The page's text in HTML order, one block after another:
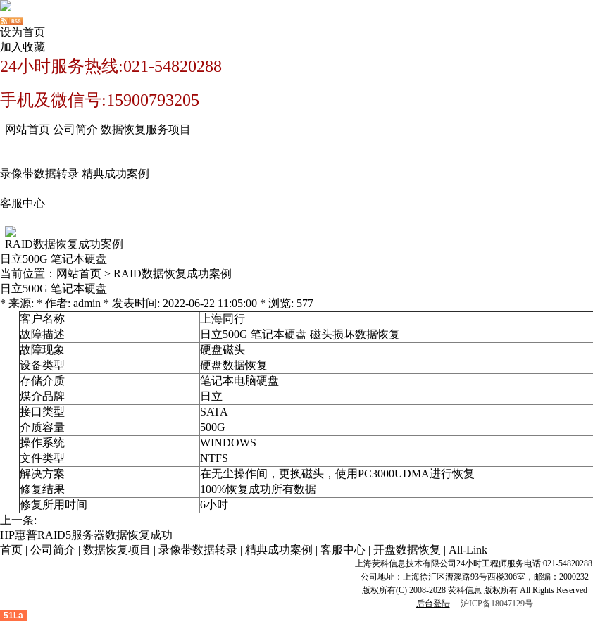
设为首页
加入收藏
24小时服务热线:021-54820288
手机及微信号:15900793205
网站首页 公司简介 数据恢复服务项目
录像带数据转录 精典成功案例
客服中心
RAID数据恢复成功案例
日立500G 笔记本硬盘
当前位置： 网站首页 > RAID数据恢复成功案例
日立500G 笔记本硬盘
* 来源: * 作者: admin * 发表时间: 2022-06-22 11:05:00 * 浏览: 577
客户名称
上海同行
故障描述
日立500G 笔记本硬盘 磁头损坏数据恢复
故障现象
硬盘磁头
设备类型
硬盘数据恢复
存储介质
笔记本电脑硬盘
煤介品牌
日立
接口类型
SATA
介质容量
500G
操作系统
WINDOWS
文件类型
NTFS
解决方案
在无尘操作间，更换磁头，使用PC3000UDMA进行恢复
修复结果
100%恢复成功所有数据
修复所用时间
6小时
上一条:
HP惠普RAID5服务器数据恢复成功
首页 | 公司简介 | 数据恢复项目 | 录像带数据转录 | 精典成功案例 | 客服中心 | 开盘数据恢复 | All-Link
上海荧科信息技术有限公司24小时工程师服务电话:021-54820288
公司地址：上海徐汇区漕溪路93号西楼306室，邮编：2000232
版权所有(C) 2008-2028 荧科信息 版权所有 All Rights Reserved
后台登陆
沪ICP备18047129号
51La